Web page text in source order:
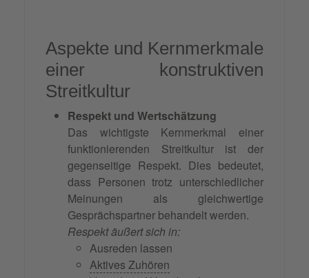
Aspekte und Kernmerkmale
einer konstruktiven
Streitkultur
Respekt und Wertschätzung
Das wichtigste Kernmerkmal einer
funktionierenden Streitkultur ist der
gegenseitige Respekt. Dies bedeutet,
dass Personen trotz unterschiedlicher
Meinungen als gleichwertige
Gesprächspartner behandelt werden.
Respekt äußert sich in:
Ausreden lassen
Aktives Zuhören